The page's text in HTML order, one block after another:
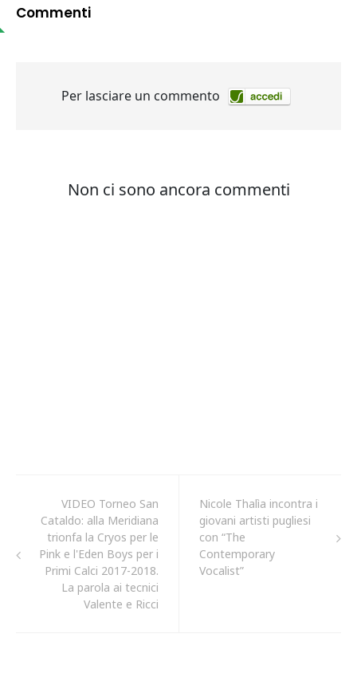
Commenti
VIDEO Torneo San
Cataldo: alla Meridiana
trionfa la Cryos per le
Pink e l'Eden Boys per i
Primi Calci 2017-2018.
La parola ai tecnici
Valente e Ricci
Nicole Thalìa incontra i
giovani artisti pugliesi
con “The
Contemporary
Vocalist”